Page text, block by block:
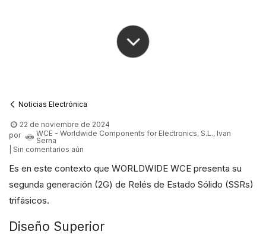
Noticias Electrónica
22 de noviembre de 2024
por
WCE - Worldwide Components for Electronics, S.L., Ivan
Serna
| Sin comentarios aún
Es en este contexto que WORLDWIDE WCE presenta su
segunda generación (2G) de Relés de Estado Sólido (SSRs)
trifásicos.
Diseño Superior